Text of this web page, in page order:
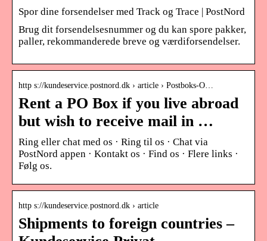
Spor dine forsendelser med Track og Trace | PostNord
Brug dit forsendelsesnummer og du kan spore pakker,
paller, rekommanderede breve og værdiforsendelser.
http s://kundeservice.postnord.dk › article › Postboks-O…
Rent a PO Box if you live abroad
but wish to receive mail in …
Ring eller chat med os · Ring til os · Chat via
PostNord appen · Kontakt os · Find os · Flere links ·
Følg os.
http s://kundeservice.postnord.dk › article
Shipments to foreign countries –